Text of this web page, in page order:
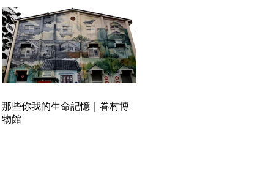
那些你我的生命記憶｜眷村博
物館